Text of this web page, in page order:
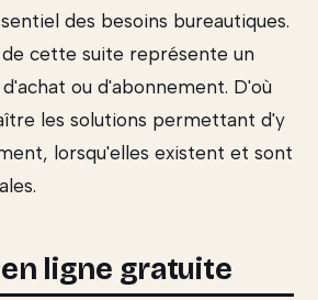
des besoins bureautiques.
cette suite représente un
ou d'abonnement. D'où
les solutions permettant d'y
lorsqu'elles existent et sont
ligne gratuite